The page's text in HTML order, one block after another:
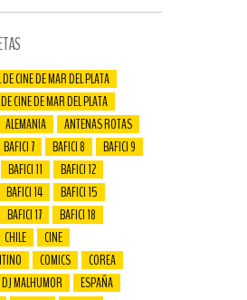
CINE DE MAR DEL PLATA
CINE DE MAR DEL PLATA
ALEMANIA
ANTENAS ROTAS
BAFICI 7 BAFICI 8
BAFICI 9
BAFICI 11
BAFICI 12
BAFICI 14
BAFICI 15
BAFICI 17
BAFICI 18
CHILE
CINE
COMICS
COREA
DJ MALHUMOR
ESPAÑA